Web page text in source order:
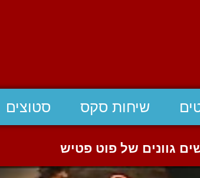
שיחות סקס סטוצים
גוונים של פוט פטיש